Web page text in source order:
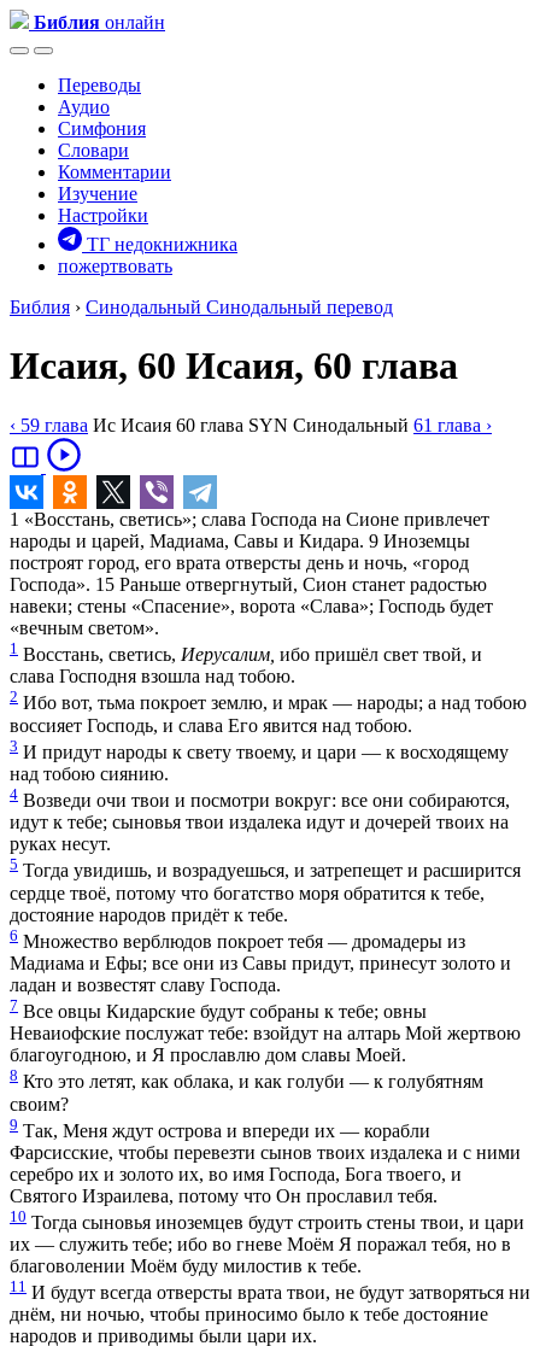
Библия онлайн
Переводы
Аудио
Симфония
Словари
Комментарии
Изучение
Настройки
ТГ недокнижника
пожертвовать
Библия › Синодальный Синодальный перевод
Исаия, 60 Исаия, 60 глава
‹ 59 глава Ис Исаия 60 глава SYN Синодальный 61 глава ›
1 «Восстань, светись»; слава Господа на Сионе привлечет
народы и царей, Мадиама, Савы и Кидара. 9 Иноземцы
построят город, его врата отверсты день и ночь, «город
Господа». 15 Раньше отвергнутый, Сион станет радостью
навеки; стены «Спасение», ворота «Слава»; Господь будет
«вечным светом».
1 Восстань, светись, Иерусалим, ибо пришёл свет твой, и
слава Господня взошла над тобою.
2 Ибо вот, тьма покроет землю, и мрак — народы; а над тобою
воссияет Господь, и слава Его явится над тобою.
3 И придут народы к свету твоему, и цари — к восходящему
над тобою сиянию.
4 Возведи очи твои и посмотри вокруг: все они собираются,
идут к тебе; сыновья твои издалека идут и дочерей твоих на
руках несут.
5 Тогда увидишь, и возрадуешься, и затрепещет и расширится
сердце твоё, потому что богатство моря обратится к тебе,
достояние народов придёт к тебе.
6 Множество верблюдов покроет тебя — дромадеры из
Мадиама и Ефы; все они из Савы придут, принесут золото и
ладан и возвестят славу Господа.
7 Все овцы Кидарские будут собраны к тебе; овны
Неваиофские послужат тебе: взойдут на алтарь Мой жертвою
благоугодною, и Я прославлю дом славы Моей.
8 Кто это летят, как облака, и как голуби — к голубятням
своим?
9 Так, Меня ждут острова и впереди их — корабли
Фарсисские, чтобы перевезти сынов твоих издалека и с ними
серебро их и золото их, во имя Господа, Бога твоего, и
Святого Израилева, потому что Он прославил тебя.
10 Тогда сыновья иноземцев будут строить стены твои, и цари
их — служить тебе; ибо во гневе Моём Я поражал тебя, но в
благоволении Моём буду милостив к тебе.
11 И будут всегда отверсты врата твои, не будут затворяться ни
днём, ни ночью, чтобы приносимо было к тебе достояние
народов и приводимы были цари их.